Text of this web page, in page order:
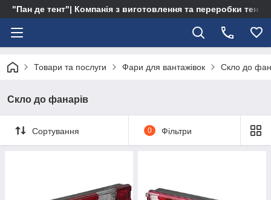
"Пан де тент"| Компанія з виготовлення та переробки тентів
Товари та послуги Фари для вантажівок Скло до
Скло до фанарів
Сортування 0 Фільтри